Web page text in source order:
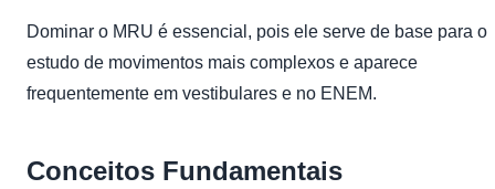
Dominar o MRU é essencial, pois ele serve de base para o
estudo de movimentos mais complexos e aparece
frequentemente em vestibulares e no ENEM.
Conceitos Fundamentais